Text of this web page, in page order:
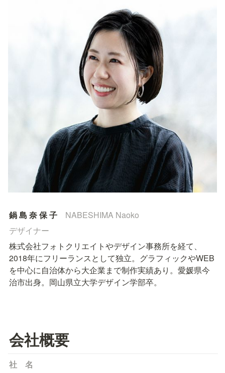
鍋 島 奈 保 子 NABESHIMA Naoko
デザイナー
株式会社フォトクリエイトやデザイン事務所を経て、
2018年にフリーランスとして独立。グラフィックやWEB
を中心に自治体から大企業まで制作実績あり。愛媛県今
治市出身。岡山県立大学デザイン学部卒。
会社概要
社　名